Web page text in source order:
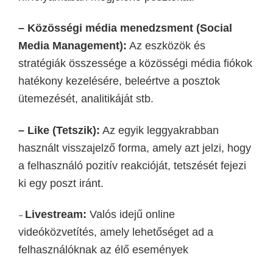
– Közösségi média menedzsment (Social
Media Management): Az eszközök és
stratégiák összessége a közösségi média fiókok
hatékony kezelésére, beleértve a posztok
ütemezését, analitikáját stb.
– Like (Tetszik): Az egyik leggyakrabban
használt visszajelző forma, amely azt jelzi, hogy
a felhasználó pozitív reakcióját, tetszését fejezi
ki egy poszt iránt.
– Livestream: Valós idejű online
videóközvetítés, amely lehetőséget ad a
felhasználóknak az élő események